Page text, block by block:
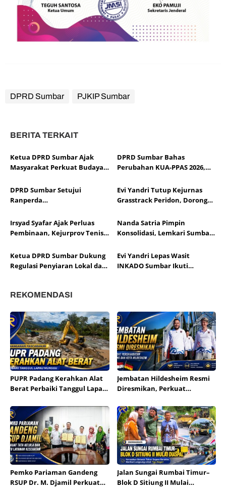
DPRD Sumbar PJKIP Sumbar
BERITA TERKAIT
Ketua DPRD Sumbar Ajak
Masyarakat Perkuat Budaya
Menjaga Kantibmas
DPRD Sumbar Bahas
Perubahan KUA-PPAS 2026,
Dinamika Fiskal dan Ekonomi
Daerah
DPRD Sumbar Setujui
Ranperda
2025, Soroti Efektivitas
Kinerja Fiskal
Evi Yandri Tutup Kejurnas
Grasstrack Peridon, Dorong
Berprestasi
Irsyad Syafar Ajak Perluas
Pembinaan, Kejurprov Tenis
Atlet Berprestasi
Nanda Satria Pimpin
Konsolidasi, Lemkari Sumbar
2026
Ketua DPRD Sumbar Dukung
Regulasi Penyiaran Lokal dan
Evi Yandri Lepas Wasit
INKADO Sumbar Ikuti
REKOMENDASI
PUPR Padang Kerahkan Alat
Berat Perbaiki Tanggul Lapau
Jembatan Hildesheim Resmi
Diresmikan, Perkuat
Kota Hildesheim
Pemko Pariaman Gandeng
RSUP Dr. M. Djamil Perkuat
Jalan Sungai Rumbai Timur–
Blok D Sitiung II Mulai